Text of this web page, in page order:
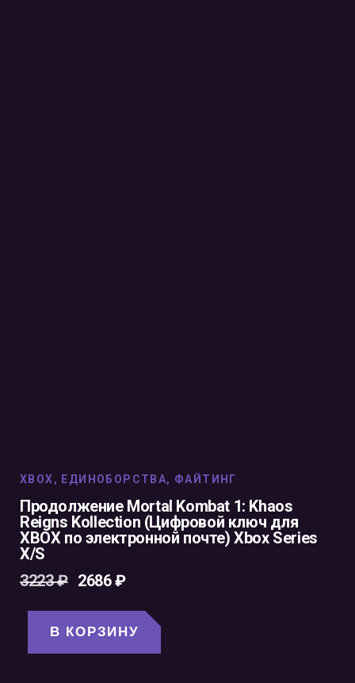
XBOX, ЕДИНОБОРСТВА, ФАЙТИНГ
Продолжение Mortal Kombat 1: Khaos
Reigns Kollection (Цифровой ключ для
XBOX по электронной почте) Xbox Series
X/S
3223₽ 2686₽
В КОРЗИНУ